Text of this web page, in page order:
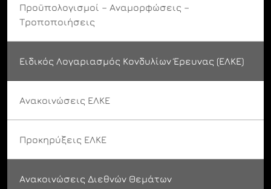
Προϋπολογισμοί – Αναμορφώσεις –
Τροποποιήσεις
Ειδικός Λογαριασμός Κονδυλίων Έρευνας (ΕΛΚΕ)
Ανακοινώσεις ΕΛΚΕ
Προκηρύξεις ΕΛΚΕ
Ανακοινώσεις Διεθνών Θεμάτων